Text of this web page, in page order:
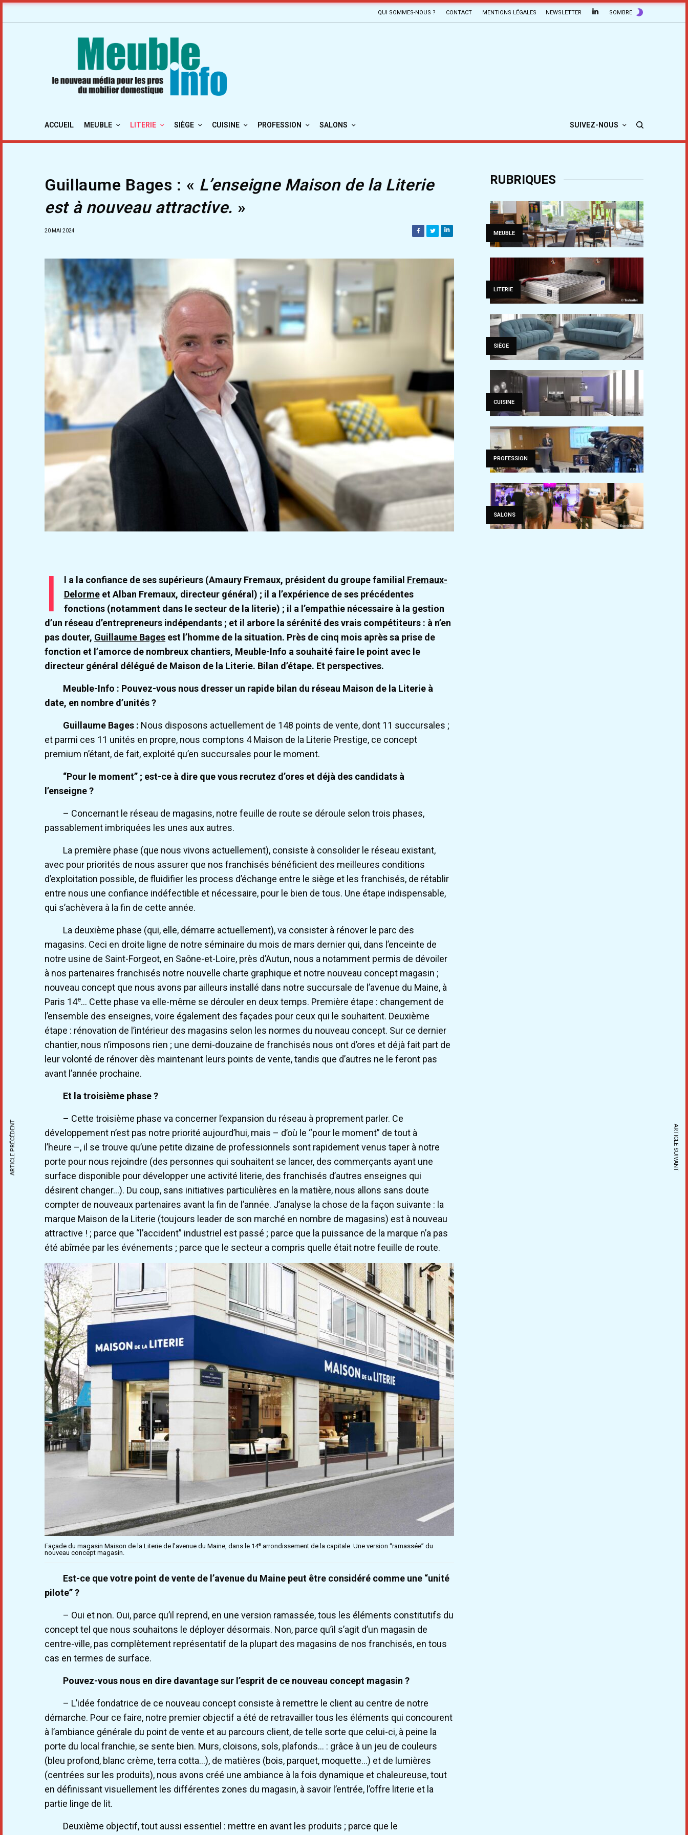
QUI SOMMES-NOUS ? CONTACT MENTIONS LÉGALES NEWSLETTER SOMBRE
ACCUEIL MEUBLE LITERIE SIÈGE CUISINE PROFESSION SALONS SUIVEZ-NOUS
Guillaume Bages : « L’enseigne Maison de la Literie
est à nouveau attractive. »
20 MAI 2024
I l a la confiance de ses supérieurs (Amaury Fremaux, président du groupe familial Fremaux-
Delormeet Alban Fremaux, directeur général) ; il a l’expérience de ses précédentes
fonctions (notamment dans le secteur de la literie) ; il a l’empathie nécessaire à la gestion
d’un réseau d’entrepreneurs indépendants ; et il arbore la sérénité des vrais compétiteurs : à n’en
pas douter, Guillaume Bages est l’homme de la situation. Près de cinq mois après sa prise de
fonction et l’amorce de nombreux chantiers, Meuble-Info a souhaité faire le point avec le
directeur général délégué de Maison de la Literie. Bilan d’étape. Et perspectives.
Meuble-Info : Pouvez-vous nous dresser un rapide bilan du réseau Maison de la Literie à
date, en nombre d’unités ?
Guillaume Bages : Nous disposons actuellement de 148 points de vente, dont 11 succursales ;
et parmi ces 11 unités en propre, nous comptons 4 Maison de la Literie Prestige, ce concept
premium n’étant, de fait, exploité qu’en succursales pour le moment.
“Pour le moment” ; est-ce à dire que vous recrutez d’ores et déjà des candidats à
l’enseigne ?
– Concernant le réseau de magasins, notre feuille de route se déroule selon trois phases,
passablement imbriquées les unes aux autres.
La première phase (que nous vivons actuellement), consiste à consolider le réseau existant,
avec pour priorités de nous assurer que nos franchisés bénéficient des meilleures conditions
d’exploitation possible, de fluidifier les process d’échange entre le siège et les franchisés, de rétablir
entre nous une confiance indéfectible et nécessaire, pour le bien de tous. Une étape indispensable,
qui s’achèvera à la fin de cette année.
La deuxième phase (qui, elle, démarre actuellement), va consister à rénover le parc des
magasins. Ceci en droite ligne de notre séminaire du mois de mars dernier qui, dans l’enceinte de
notre usine de Saint-Forgeot, en Saône-et-Loire, près d’Autun, nous a notamment permis de dévoiler
à nos partenaires franchisés notre nouvelle charte graphique et notre nouveau concept magasin ;
nouveau concept que nous avons par ailleurs installé dans notre succursale de l’avenue du Maine, à
Paris 14e… Cette phase va elle-même se dérouler en deux temps. Première étape : changement de
l’ensemble des enseignes, voire également des façades pour ceux qui le souhaitent. Deuxième
étape : rénovation de l’intérieur des magasins selon les normes du nouveau concept. Sur ce dernier
chantier, nous n’imposons rien ; une demi-douzaine de franchisés nous ont d’ores et déjà fait part de
leur volonté de rénover dès maintenant leurs points de vente, tandis que d’autres ne le feront pas
avant l’année prochaine.
Et la troisième phase ?
– Cette troisième phase va concerner l’expansion du réseau à proprement parler. Ce
développement n’est pas notre priorité aujourd’hui, mais – d’où le “pour le moment” de tout à
l’heure –, il se trouve qu’une petite dizaine de professionnels sont rapidement venus taper à notre
porte pour nous rejoindre (des personnes qui souhaitent se lancer, des commerçants ayant une
surface disponible pour développer une activité literie, des franchisés d’autres enseignes qui
désirent changer…). Du coup, sans initiatives particulières en la matière, nous allons sans doute
compter de nouveaux partenaires avant la fin de l’année. J’analyse la chose de la façon suivante : la
marque Maison de la Literie (toujours leader de son marché en nombre de magasins) est à nouveau
attractive ! ; parce que “l’accident” industriel est passé ; parce que la puissance de la marque n’a pas
été abîmée par les événements ; parce que le secteur a compris quelle était notre feuille de route.
Façade du magasin Maison de la Literie de l’avenue du Maine, dans le 14e arrondissement de la capitale. Une version “ramassée” du
nouveau concept magasin.
Est-ce que votre point de vente de l’avenue du Maine peut être considéré comme une “unité
pilote” ?
– Oui et non. Oui, parce qu’il reprend, en une version ramassée, tous les éléments constitutifs du
concept tel que nous souhaitons le déployer désormais. Non, parce qu’il s’agit d’un magasin de
centre-ville, pas complètement représentatif de la plupart des magasins de nos franchisés, en tous
cas en termes de surface.
Pouvez-vous nous en dire davantage sur l’esprit de ce nouveau concept magasin ?
– L’idée fondatrice de ce nouveau concept consiste à remettre le client au centre de notre
démarche. Pour ce faire, notre premier objectif a été de retravailler tous les éléments qui concourent
à l’ambiance générale du point de vente et au parcours client, de telle sorte que celui-ci, à peine la
porte du local franchie, se sente bien. Murs, cloisons, sols, plafonds… : grâce à un jeu de couleurs
(bleu profond, blanc crème, terra cotta…), de matières (bois, parquet, moquette…) et de lumières
(centrées sur les produits), nous avons créé une ambiance à la fois dynamique et chaleureuse, tout
en définissant visuellement les différentes zones du magasin, à savoir l’entrée, l’offre literie et la
partie linge de lit.
Deuxième objectif, tout aussi essentiel : mettre en avant les produits ; parce que le
RUBRIQUES
MEUBLE
LITERIE
SIÈGE
CUISINE
PROFESSION
SALONS
ARTICLE PRÉCÉDENT ARTICLE SUIVANT